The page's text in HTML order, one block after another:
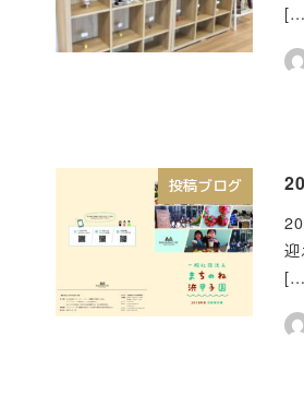
投稿ブログ
迎